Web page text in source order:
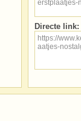
Directe link: